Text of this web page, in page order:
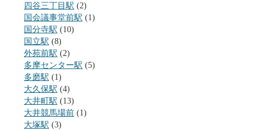
四谷三丁目駅 (2)
国会議事堂前駅 (1)
国分寺駅 (10)
国立駅 (8)
外苑前駅 (2)
多摩センター駅 (5)
多磨駅 (1)
大久保駅 (4)
大井町駅 (13)
大井競馬場前 (1)
大塚駅 (3)